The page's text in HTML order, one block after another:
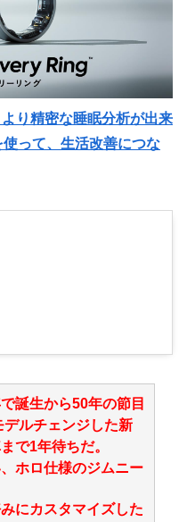
り精密な睡眠分析が出来
って、生活改善につな
誕生から50年の節目
ルチェンジした新
で1年待ちだ。
ホロ仕様のジムニー
にカスタマイズした